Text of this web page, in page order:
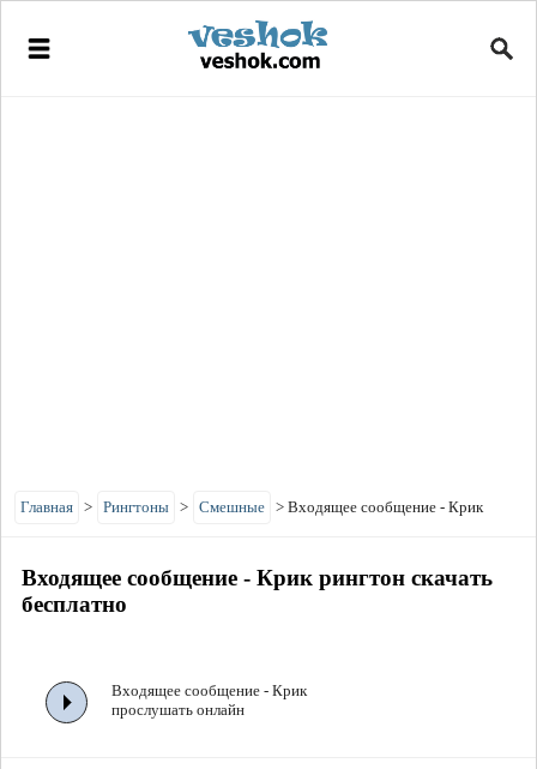
Главная > Рингтоны > Смешные > Входящее сообщение - Крик
Входящее сообщение - Крик рингтон скачать
бесплатно
Входящее сообщение - Крик
прослушать онлайн